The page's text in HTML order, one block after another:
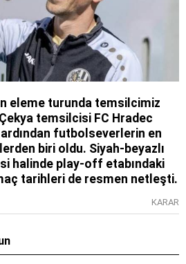
eleme turunda temsilcimiz
temsilcisi FC Hradec
futbolseverlerin en
biri oldu. Siyah-beyazlı
halinde play-off etabındaki
tarihleri de resmen netleşti.
KARAR